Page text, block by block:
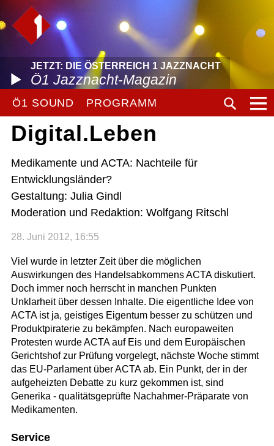
JETZT: DIE ÖSTERREICH 1 JAZZNACHT
Ö1 Jazznacht-Magazin
Ö1 SOUND PROGRAMM
Digital.Leben
Medikamente und ACTA: Nachteile für
Entwicklungsländer?
Gestaltung: Julia Gindl
Moderation und Redaktion: Wolfgang Ritschl
28. Juni 2012, 16:55
Viel wurde in letzter Zeit über die möglichen
Auswirkungen des Handelsabkommens ACTA diskutiert.
Doch immer noch herrscht in manchen Punkten
Unklarheit über dessen Inhalte. Die eigentliche Idee von
ACTA ist ja, geistiges Eigentum besser zu schützen und
Produktpiraterie zu bekämpfen. Nach europaweiten
Protesten wurde ACTA auf Eis und dem Europäischen
Gerichtshof zur Prüfung vorgelegt, nächste Woche stimmt
das EU-Parlament über ACTA ab. Ein Punkt, der in der
aufgeheizten Debatte zu kurz gekommen ist, sind
Generika - qualitätsgeprüfte Nachahmer-Präparate von
Medikamenten.
Service